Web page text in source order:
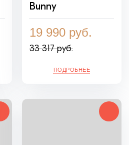
Bunny
19 990 руб.
33 317 руб.
ПОДРОБНЕЕ